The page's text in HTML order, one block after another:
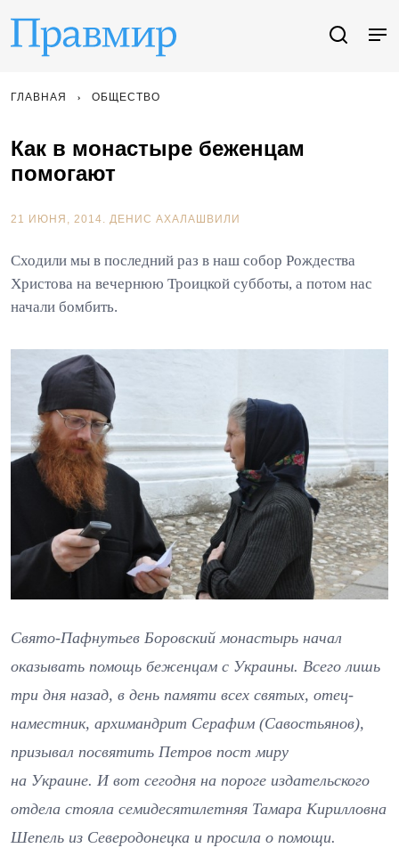
ГЛАВНАЯ ОБЩЕСТВО
Как в монастыре беженцам
помогают
21 ИЮНЯ, 2014. ДЕНИС АХАЛАШВИЛИ
Сходили мы в последний раз в наш собор Рождества
Христова на вечернюю Троицкой субботы, а потом нас
начали бомбить.
Свято-Пафнутьев Боровский монастырь начал
оказывать помощь беженцам с Украины. Всего лишь
три дня назад, в день памяти всех святых, отец-
наместник, архимандрит Серафим (Савостьянов),
призывал посвятить Петров пост миру
на Украине. И вот сегодня на пороге издательского
отдела стояла семидесятилетняя Тамара Кирилловна
Шепель из Северодонецка и просила о помощи.